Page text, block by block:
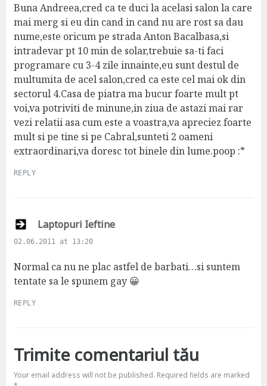
s
:
Buna Andreea,cred ca te duci la acelasi salon la care
mai merg si eu din cand in cand nu are rost sa dau
nume,este oricum pe strada Anton Bacalbasa,si
intradevar pt 10 min de solar,trebuie sa-ti faci
programare cu 3-4 zile innainte,eu sunt destul de
multumita de acel salon,cred ca este cel mai ok din
sectorul 4.Casa de piatra ma bucur foarte mult pt
voi,va potriviti de minune,in ziua de astazi mai rar
vezi relatii asa cum este a voastra,va apreciez foarte
mult si pe tine si pe Cabral,sunteti 2 oameni
extraordinari,va doresc tot binele din lume.poop :*
REPLY
Laptopuri Ieftines
s
:
02.06.2011 at 13:20
Normal ca nu ne plac astfel de barbati…si suntem
tentate sa le spunem gay 😀
REPLY
Trimite comentariul tău
Your email address will not be published. Required fields are marked